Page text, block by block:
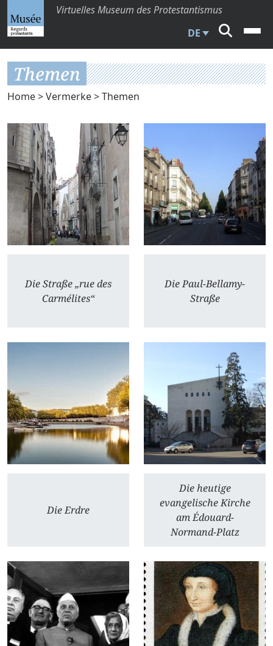
Virtuelles Museum des Protestantismus
DE
Themen
Home>Vermerke> Themen
Die Straße „rue des
Carmélites“
Die Paul-Bellamy-
Straße
Die Erdre
Die heutige
evangelische Kirche
am Édouard-
Normand-Platz